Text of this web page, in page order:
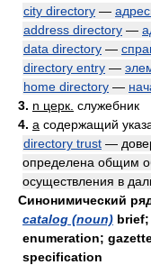
city directory —
address directory —
data directory —
directory entry —
home directory —
3. n церк. служебник
4. a содержащий
directory trust —
определена общим
осуществления в
Синонимический
catalog (noun)
enumeration;
specification